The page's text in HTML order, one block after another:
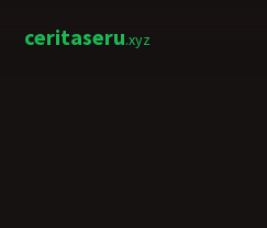
ceritaseru.xyz